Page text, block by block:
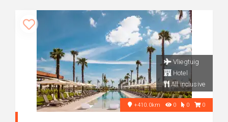
Vliegtuig
Hotel
All inclusive
+410.0km 0 0 0